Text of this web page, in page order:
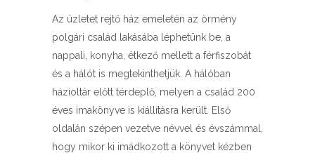
Az üzletet rejtő ház emeletén az örmény
polgári család lakásába léphetünk be, a
nappali, konyha, étkező mellett a férfiszobát
és a hálót is megtekinthetjük. A hálóban
házioltár előtt térdeplő, melyen a család 200
éves imakönyve is kiállításra került. Első
oldalán szépen vezetve névvel és évszámmal,
hogy mikor ki imádkozott a könyvet kézben